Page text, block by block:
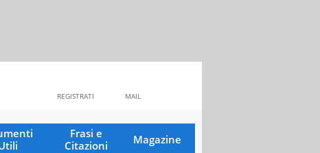
MAIL
REGISTRATI
Frasi e
Citazioni
Magazine